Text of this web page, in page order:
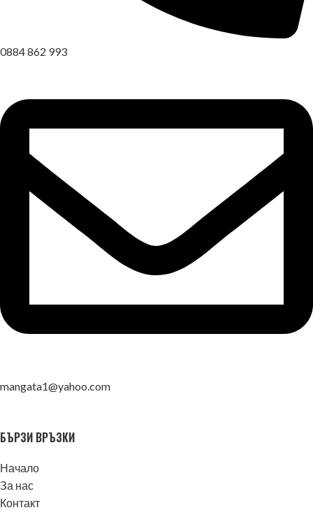
0884 862 993
mangata1@yahoo.com
БЪРЗИ ВРЪЗКИ
Начало
За нас
Контакт